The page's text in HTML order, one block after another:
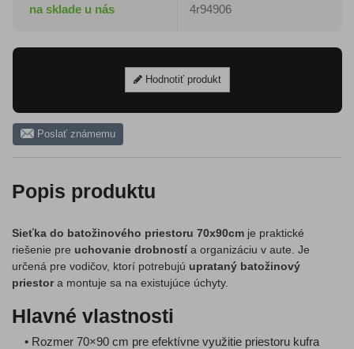
na sklade u nás 4r94906
Hodnotiť produkt
Poslať známemu
Popis produktu
Sieťka do batožinového priestoru 70x90cm je praktické
riešenie pre uchovanie drobností a organizáciu v aute. Je
určená pre vodičov, ktorí potrebujú uprataný batožinový
priestora montuje sa na existujúce úchyty.
Hlavné vlastnosti
• Rozmer 70×90 cm pre efektívne využitie priestoru kufra